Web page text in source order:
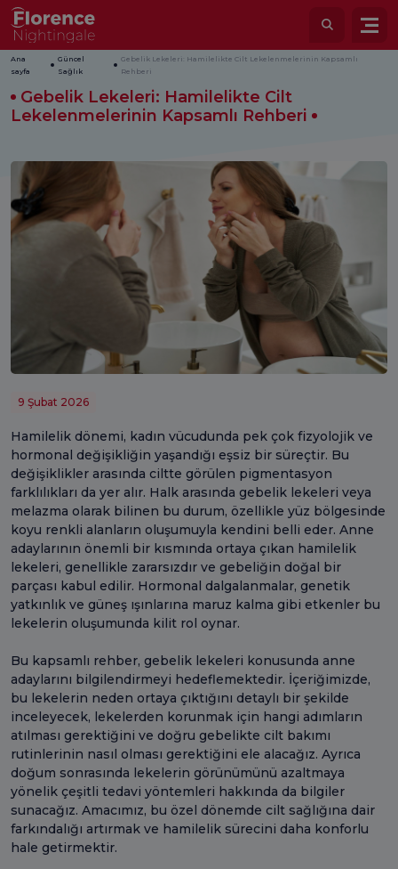
Ana
sayfa
Güncel
Sağlık
Gebelik Lekeleri: Hamilelikte Cilt Lekelenmelerinin Kapsamlı
Rehberi
Gebelik Lekeleri: Hamilelikte Cilt
Lekelenmelerinin Kapsamlı Rehberi
9 Şubat 2026
Hamilelik dönemi, kadın vücudunda pek çok fizyolojik ve
hormonal değişikliğin yaşandığı eşsiz bir süreçtir. Bu
değişiklikler arasında ciltte görülen pigmentasyon
farklılıkları da yer alır. Halk arasında gebelik lekeleri veya
melazma olarak bilinen bu durum, özellikle yüz bölgesinde
koyu renkli alanların oluşumuyla kendini belli eder. Anne
adaylarının önemli bir kısmında ortaya çıkan hamilelik
lekeleri, genellikle zararsızdır ve gebeliğin doğal bir
parçası kabul edilir. Hormonal dalgalanmalar, genetik
yatkınlık ve güneş ışınlarına maruz kalma gibi etkenler bu
lekelerin oluşumunda kilit rol oynar.
Bu kapsamlı rehber, gebelik lekeleri konusunda anne
adaylarını bilgilendirmeyi hedeflemektedir. İçeriğimizde,
bu lekelerin neden ortaya çıktığını detaylı bir şekilde
inceleyecek, lekelerden korunmak için hangi adımların
atılması gerektiğini ve doğru gebelikte cilt bakımı
rutinlerinin nasıl olması gerektiğini ele alacağız. Ayrıca
doğum sonrasında lekelerin görünümünü azaltmaya
yönelik çeşitli tedavi yöntemleri hakkında da bilgiler
sunacağız. Amacımız, bu özel dönemde cilt sağlığına dair
farkındalığı artırmak ve hamilelik sürecini daha konforlu
hale getirmektir.